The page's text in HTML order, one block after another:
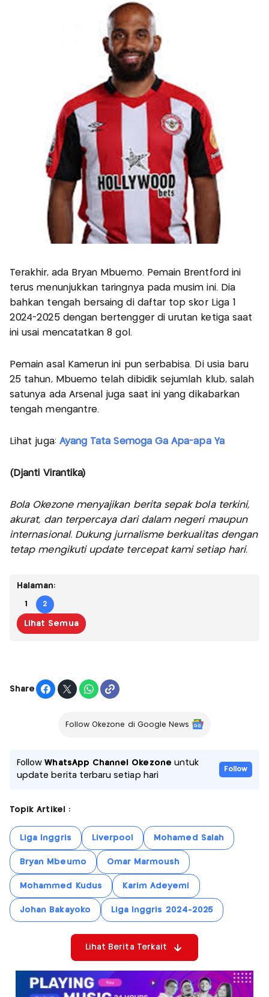
Terakhir, ada Bryan Mbuemo. Pemain Brentford ini
terus menunjukkan taringnya pada musim ini. Dia
bahkan tengah bersaing di daftar top skor Liga 1
2024-2025 dengan bertengger di urutan ketiga saat
ini usai mencatatkan 8 gol.
Pemain asal Kamerun ini pun serbabisa. Di usia baru
25 tahun, Mbuemo telah dibidik sejumlah klub, salah
satunya ada Arsenal juga saat ini yang dikabarkan
tengah mengantre.
Lihat juga: Ayang Tata Semoga Ga Apa-apa Ya
(Djanti Virantika)
Bola Okezone menyajikan berita sepak bola terkini,
akurat, dan terpercaya dari dalam negeri maupun
internasional. Dukung jurnalisme berkualitas dengan
tetap mengikuti update tercepat kami setiap hari.
Halaman:
1 2
Lihat Semua
Share
Follow Okezone di Google News
FollowWhatsApp Channel Okezone untuk
update berita terbaru setiap hari
Follow
Topik Artikel :
Liga Inggris Liverpool Mohamed Salah
Bryan Mbeumo Omar Marmoush
Mohammed Kudus Karim Adeyemi
Johan Bakayoko Liga Inggris 2024-2025
Lihat Berita Terkait